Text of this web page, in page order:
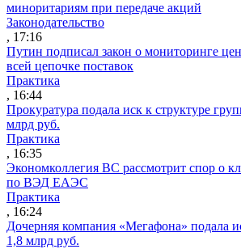
миноритариям при передаче акций
Законодательство
, 17:16
Путин подписал закон о мониторинге
всей цепочке поставок
Практика
, 16:44
Прокуратура подала иск к структуре
млрд руб.
Практика
, 16:35
Экономколлегия ВС рассмотрит спор о
по ВЭД ЕАЭС
Практика
, 16:24
Дочерняя компания «Мегафона» подала
1,8 млрд руб.